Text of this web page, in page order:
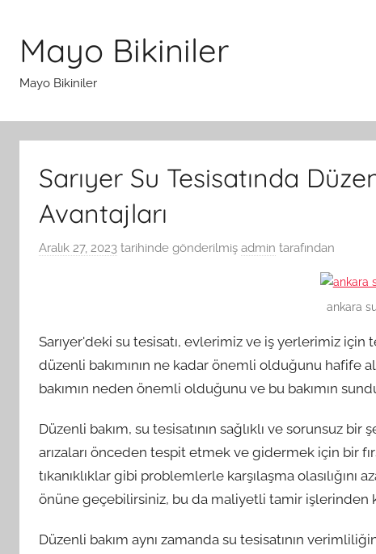
Mayo Bikiniler
Mayo Bikiniler
Sarıyer Su Tesisatında
Avantajları
Aralık 27, 2023 tarihinde gönderilmiş admin tarafından
ankara
Sarıyer'deki su tesisatı, evlerimiz ve iş yerlerimiz için
düzenli bakımının ne kadar önemli olduğunu hafife
bakımın neden önemli olduğunu ve bu bakımın
Düzenli bakım, su tesisatının sağlıklı ve sorunsuz bir
arızaları önceden tespit etmek ve gidermek için bir
tıkanıklıklar gibi problemlerle karşılaşma olasılığını
önüne geçebilirsiniz, bu da maliyetli tamir işlerinden
Düzenli bakım aynı zamanda su tesisatının